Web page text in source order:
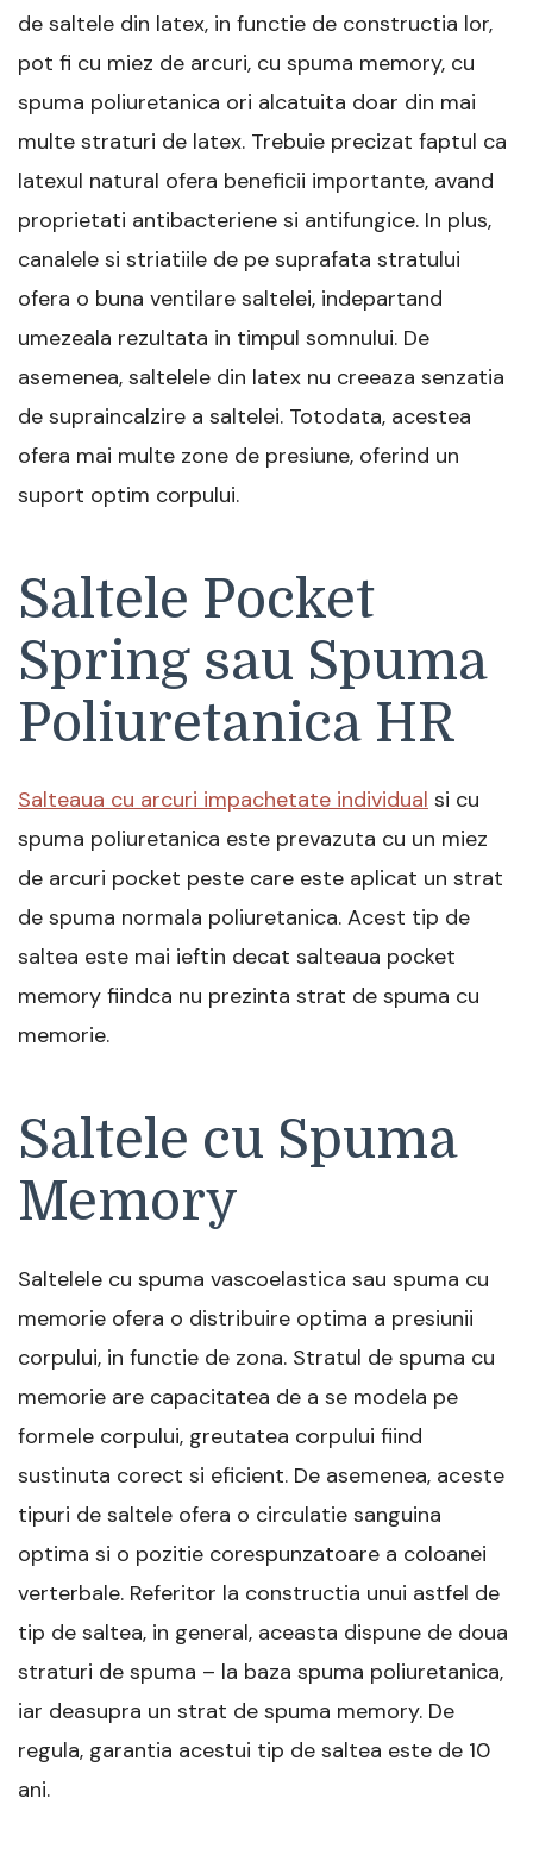
de saltele din latex, in functie de constructia lor,
pot fi cu miez de arcuri, cu spuma memory, cu
spuma poliuretanica ori alcatuita doar din mai
multe straturi de latex. Trebuie precizat faptul ca
latexul natural ofera beneficii importante, avand
proprietati antibacteriene si antifungice. In plus,
canalele si striatiile de pe suprafata stratului
ofera o buna ventilare saltelei, indepartand
umezeala rezultata in timpul somnului. De
asemenea, saltelele din latex nu creeaza senzatia
de supraincalzire a saltelei. Totodata, acestea
ofera mai multe zone de presiune, oferind un
suport optim corpului.
Saltele Pocket
Spring sau Spuma
Poliuretanica HR
Salteaua cu arcuri impachetate individual si cu
spuma poliuretanica este prevazuta cu un miez
de arcuri pocket peste care este aplicat un strat
de spuma normala poliuretanica. Acest tip de
saltea este mai ieftin decat salteaua pocket
memory fiindca nu prezinta strat de spuma cu
memorie.
Saltele cu Spuma
Memory
Saltelele cu spuma vascoelastica sau spuma cu
memorie ofera o distribuire optima a presiunii
corpului, in functie de zona. Stratul de spuma cu
memorie are capacitatea de a se modela pe
formele corpului, greutatea corpului fiind
sustinuta corect si eficient. De asemenea, aceste
tipuri de saltele ofera o circulatie sanguina
optima si o pozitie corespunzatoare a coloanei
verterbale. Referitor la constructia unui astfel de
tip de saltea, in general, aceasta dispune de doua
straturi de spuma – la baza spuma poliuretanica,
iar deasupra un strat de spuma memory. De
regula, garantia acestui tip de saltea este de 10
ani.